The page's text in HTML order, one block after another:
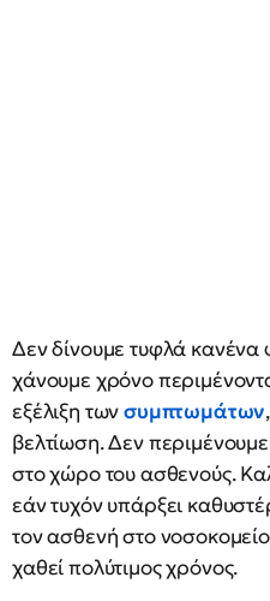
Δεν δίνουμε τυφλά
χάνουμε χρόνο
εξέλιξη τωνσυμπτωμάτων
βελτίωση. Δεν
στο χώρο του ασθενούς.
εάν τυχόν υπάρξει
τον ασθενή στο
χαθεί πολύτιμος χρόνος.